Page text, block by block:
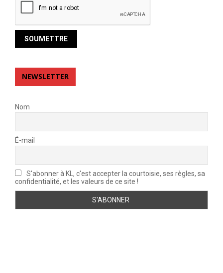
NEWSLETTER
Nom
É-mail
S'abonner à KL, c'est accepter la courtoisie, ses règles, sa
confidentialité, et les valeurs de ce site !